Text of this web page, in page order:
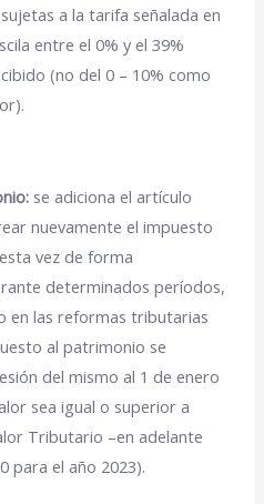
a la tarifa señalada en
entre el 0% y el 39%
(no del 0 – 10% como
se adiciona el artículo
nuevamente el impuesto
vez de forma
determinados períodos,
en las reformas tributarias
al patrimonio se
del mismo al 1 de enero
sea igual o superior a
Tributario –en adelante
para el año 2023).